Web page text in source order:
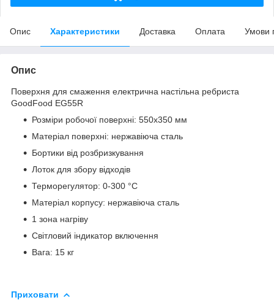
Опис Характеристики Доставка Оплата Умови
Опис
Поверхня для смаження електрична настільна ребриста
GoodFood EG55R
Розміри робочої поверхні: 550x350 мм
Матеріал поверхні: нержавіюча сталь
Бортики від розбризкування
Лоток для збору відходів
Терморегулятор: 0-300 °С
Матеріал корпусу: нержавіюча сталь
1 зона нагріву
Світловий індикатор включення
Вага: 15 кг
Приховати